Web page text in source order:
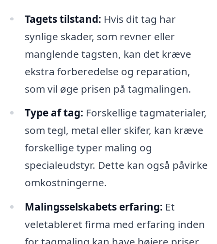
Tagets tilstand: Hvis dit tag har
synlige skader, som revner eller
manglende tagsten, kan det kræve
ekstra forberedelse og reparation,
som vil øge prisen på tagmalingen.
Type af tag: Forskellige tagmaterialer,
som tegl, metal eller skifer, kan kræve
forskellige typer maling og
specialeudstyr. Dette kan også påvirke
omkostningerne.
Malingsselskabets erfaring: Et
veletableret firma med erfaring inden